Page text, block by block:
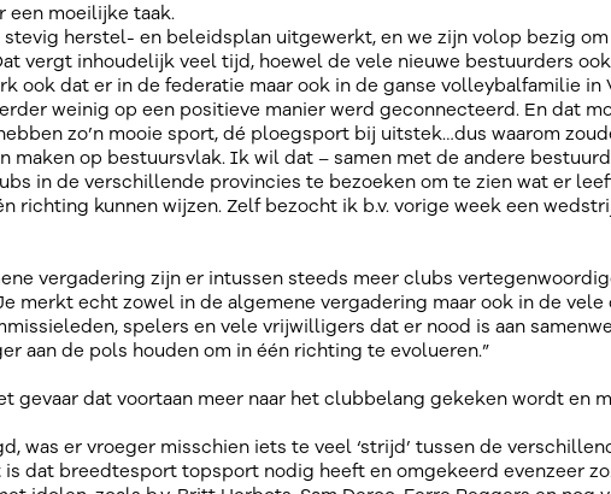
een moeilijke taak.
stevig herstel- en beleidsplan uitgewerkt, en we zijn volop bezig
vergt inhoudelijk veel tijd, hoewel de vele nieuwe bestuurders ook
ook dat er in de federatie maar ook in de ganse volleybalfamilie in
weinig op een positieve manier werd geconnecteerd. En dat
zo’n mooie sport, dé ploegsport bij uitstek…dus waarom
maken op bestuursvlak. Ik wil dat – samen met de andere
in de verschillende provincies te bezoeken om te zien wat er
richting kunnen wijzen. Zelf bezocht ik b.v. vorige week een
vergadering zijn er intussen steeds meer clubs
merkt echt zowel in de algemene vergadering maar ook in de
spelers en vele vrijwilligers dat er nood is aan
aan de pols houden om in één richting te evolueren.”
gevaar dat voortaan meer naar het clubbelang gekeken wordt en
was er vroeger misschien iets te veel ‘strijd’ tussen de
is dat breedtesport topsport nodig heeft en omgekeerd evenzeer